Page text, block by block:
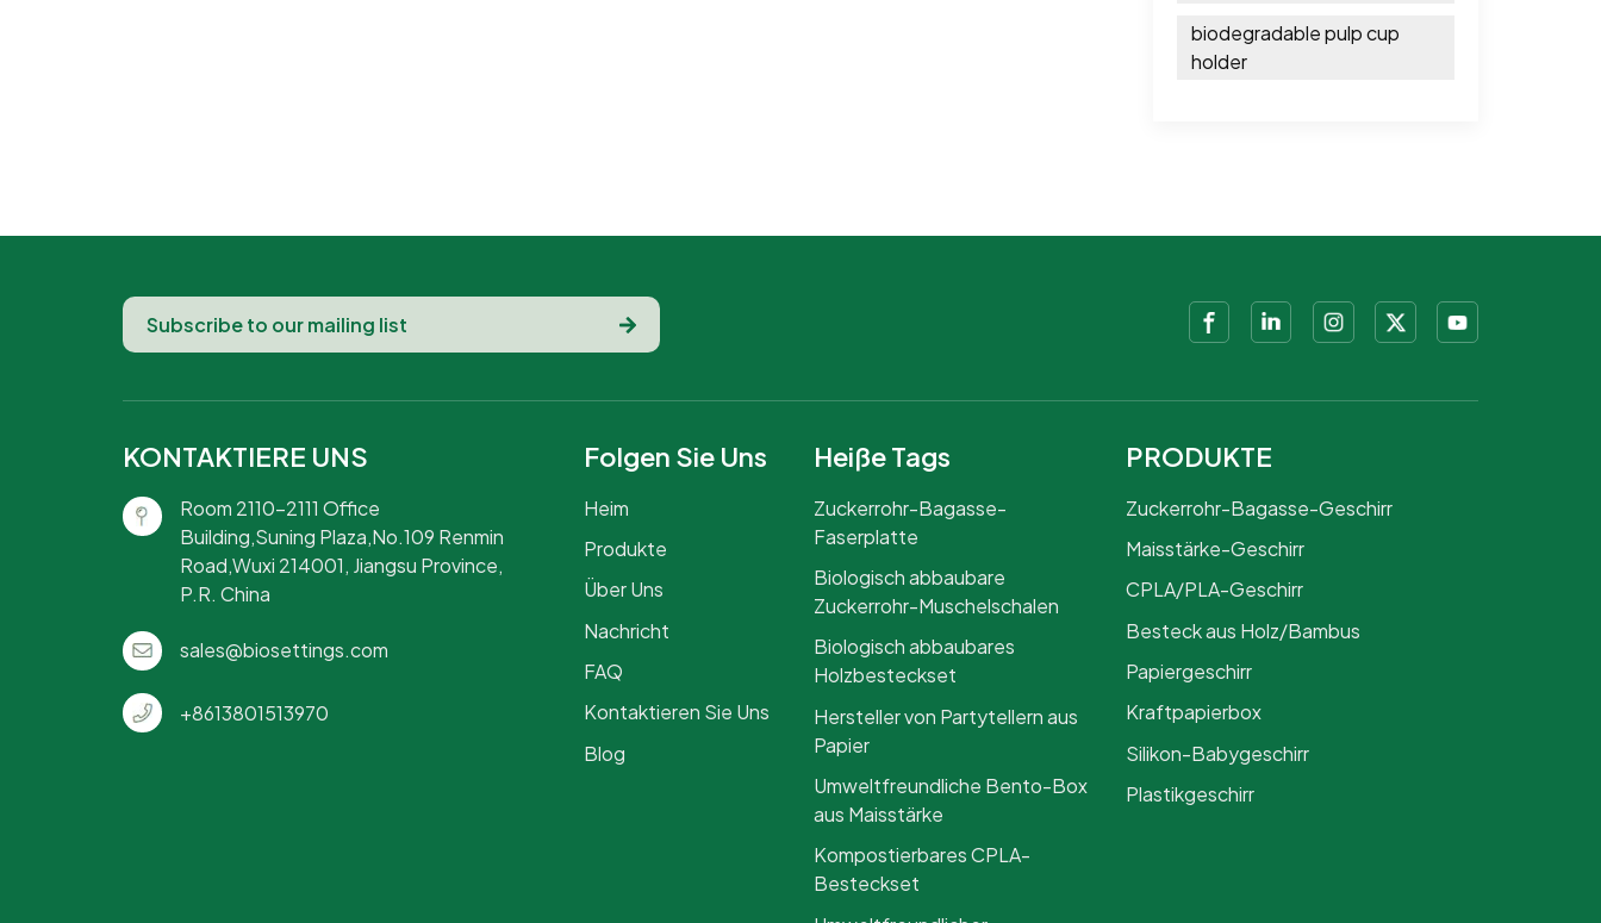
biodegradable pulp cup
holder
KONTAKTIERE UNS
Room 2110-2111 Office
Building,Suning Plaza,No.109 Renmin
Road,Wuxi 214001, Jiangsu Province,
P.R. China
sales@biosettings.com
+8613801513970
Folgen Sie Uns
Heim
Produkte
Über Uns
Nachricht
FAQ
Kontaktieren Sie Uns
Blog
Heiße Tags
Zuckerrohr-Bagasse-
Faserplatte
Biologisch abbaubare
Zuckerrohr-Muschelschalen
Biologisch abbaubares
Holzbesteckset
Hersteller von Partytellern aus
Papier
Umweltfreundliche Bento-Box
aus Maisstärke
Kompostierbares CPLA-
Besteckset
PRODUKTE
Zuckerrohr-Bagasse-Geschirr
Maisstärke-Geschirr
CPLA/PLA-Geschirr
Besteck aus Holz/Bambus
Papiergeschirr
Kraftpapierbox
Silikon-Babygeschirr
Plastikgeschirr